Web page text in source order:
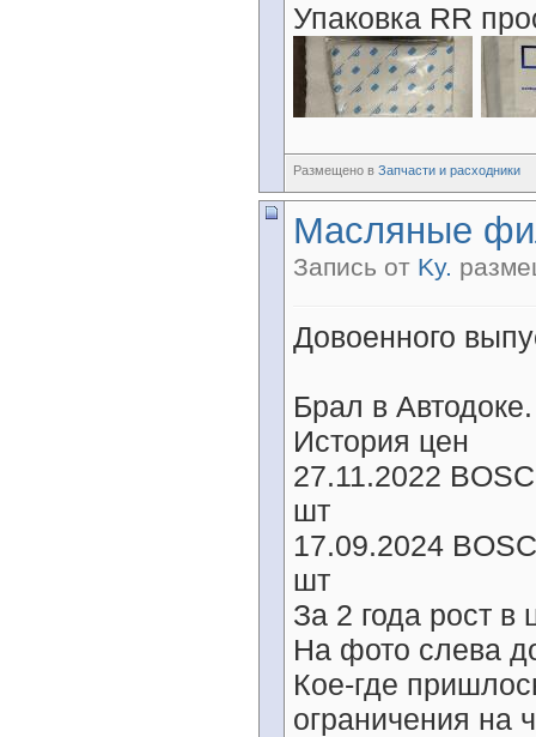
Упаковка RR
Размещено в Запчасти и расходники
Масляные
Запись от Ky.
Довоенного
Брал в Автодоке.
История цен
27.11.2022
шт
17.09.2024
шт
За 2 года рост в
На фото слева
Кое-где
ограничения на